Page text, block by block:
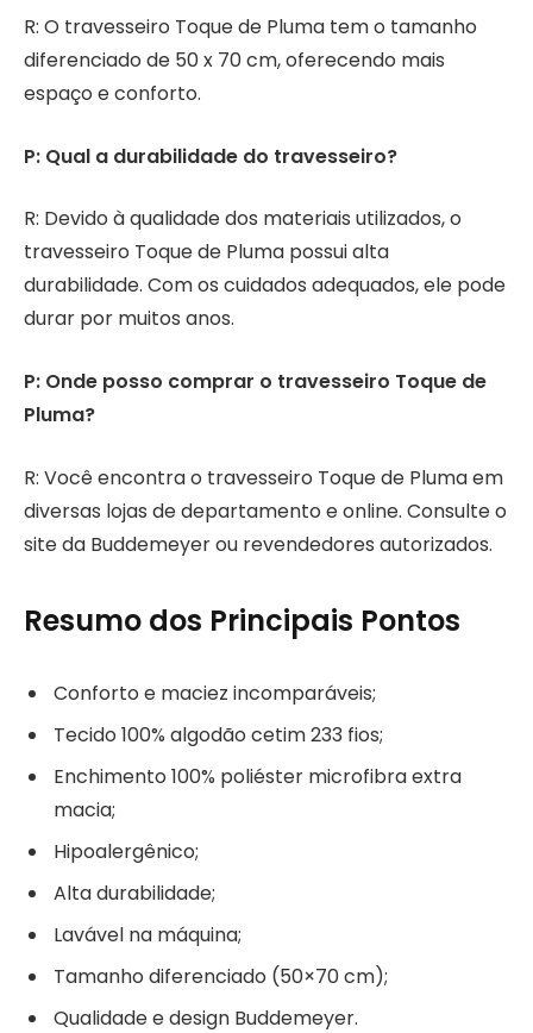
R: O travesseiro Toque de Pluma tem o tamanho
diferenciado de 50 x 70 cm, oferecendo mais
espaço e conforto.
P: Qual a durabilidade do travesseiro?
R: Devido à qualidade dos materiais utilizados, o
travesseiro Toque de Pluma possui alta
durabilidade. Com os cuidados adequados, ele pode
durar por muitos anos.
P: Onde posso comprar o travesseiro Toque de
Pluma?
R: Você encontra o travesseiro Toque de Pluma em
diversas lojas de departamento e online. Consulte o
site da Buddemeyer ou revendedores autorizados.
Resumo dos Principais Pontos
Conforto e maciez incomparáveis;
Tecido 100% algodão cetim 233 fios;
Enchimento 100% poliéster microfibra extra
macia;
Hipoalergênico;
Alta durabilidade;
Lavável na máquina;
Tamanho diferenciado (50×70 cm);
Qualidade e design Buddemeyer.